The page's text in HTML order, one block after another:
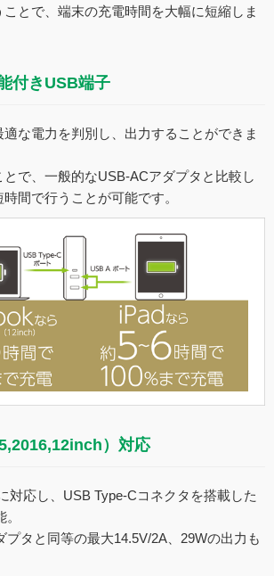
とで、端末の充電時間を大幅に短縮しま
付きUSB端子
な電力を判別し、出力することができま
で、一般的なUSB-ACアダプタと比較し
間で行うことが可能です。
）対応
対応し、USB Type-Cコネクタを搭載した
プタと同等の最大14.5V/2A、29Wの出力も